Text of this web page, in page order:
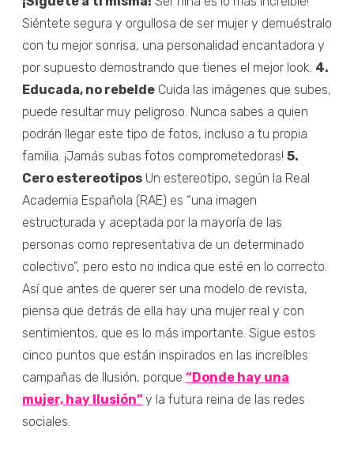
Siéntete segura y orgullosa de ser mujer y demuéstralo
con tu mejor sonrisa, una personalidad encantadora y
por supuesto demostrando que tienes el mejor look. 4.
Educada, no rebelde Cuida las imágenes que subes,
puede resultar muy peligroso. Nunca sabes a quien
podrán llegar este tipo de fotos, incluso a tu propia
familia. ¡Jamás subas fotos comprometedoras! 5.
Cero estereotipos Un estereotipo, según la Real
Academia Española (RAE) es “una imagen
estructurada y aceptada por la mayoría de las
personas como representativa de un determinado
colectivo”, pero esto no indica que esté en lo correcto.
Así que antes de querer ser una modelo de revista,
piensa que detrás de ella hay una mujer real y con
sentimientos, que es lo más importante. Sigue estos
cinco puntos que están inspirados en las increíbles
campañas de Ilusión, porque “Donde hay una
mujer, hay Ilusión”y la futura reina de las redes
sociales.